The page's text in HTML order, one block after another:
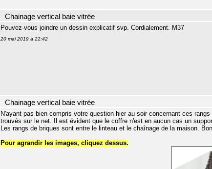
Chainage vertical baie vitrée
Pouvez-vous joindre un dessin explicatif svp. Cordialement. M37
20 mai 2019 à 22:42
Chainage vertical baie vitrée
N'ayant pas bien compris votre question hier au soir concernant ces
trouvés sur le net. Il est évident que le coffre n'est en aucun cas un
Les rangs de briques sont entre le linteau et le chaînage de la maison.
Pour agrandir les images, cliquez dessus.